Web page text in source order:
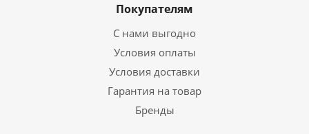
Покупателям
С нами выгодно
Условия оплаты
Условия доставки
Гарантия на товар
Бренды